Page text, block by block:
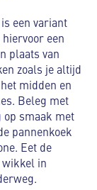
een variant
een
plaats van
zoals je altijd
midden en
Beleg met
op smaak met
pannenkoek
Eet de
in